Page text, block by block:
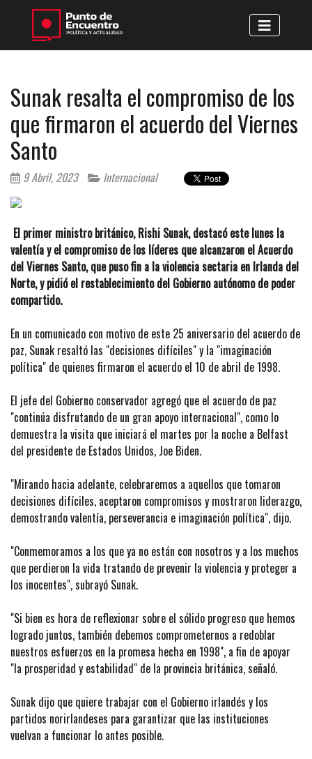
Sunak resalta el compromiso de los
que firmaron el acuerdo del Viernes
Santo
9 Abril, 2023 Internacional
El primer ministro británico, Rishi Sunak, destacó este lunes la
valentía y el compromiso de los líderes que alcanzaron el Acuerdo
del Viernes Santo, que puso fin a la violencia sectaria en Irlanda del
Norte, y pidió el restablecimiento del Gobierno autónomo de poder
compartido.
En un comunicado con motivo de este 25 aniversario del acuerdo de
paz, Sunak resaltó las "decisiones difíciles" y la "imaginación
política" de quienes firmaron el acuerdo el 10 de abril de 1998.
El jefe del Gobierno conservador agregó que el acuerdo de paz
"continúa disfrutando de un gran apoyo internacional", como lo
demuestra la visita que iniciará el martes por la noche a Belfast
del presidente de Estados Unidos, Joe Biden.
"Mirando hacia adelante, celebraremos a aquellos que tomaron
decisiones difíciles, aceptaron compromisos y mostraron liderazgo,
demostrando valentía, perseverancia e imaginación política", dijo.
"Conmemoramos a los que ya no están con nosotros y a los muchos
que perdieron la vida tratando de prevenir la violencia y proteger a
los inocentes", subrayó Sunak.
"Si bien es hora de reflexionar sobre el sólido progreso que hemos
logrado juntos, también debemos comprometernos a redoblar
nuestros esfuerzos en la promesa hecha en 1998", a fin de apoyar
"la prosperidad y estabilidad" de la provincia británica, señaló.
Sunak dijo que quiere trabajar con el Gobierno irlandés y los
partidos norirlandeses para garantizar que las instituciones
vuelvan a funcionar lo antes posible.